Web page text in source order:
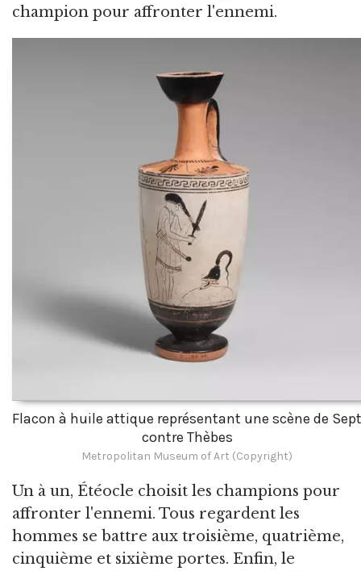
champion pour affronter l'ennemi.
Flacon à huile attique représentant une scène de Sept
contre Thèbes
Metropolitan Museum of Art (Copyright)
Un à un, Étéocle choisit les champions pour
affronter l'ennemi. Tous regardent les
hommes se battre aux troisième, quatrième,
cinquième et sixième portes. Enfin, le